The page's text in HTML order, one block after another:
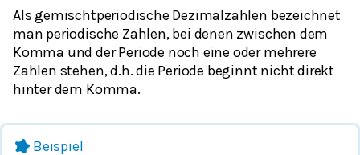
Als gemischtperiodische Dezimalzahlen bezeichnet
man periodische Zahlen, bei denen zwischen dem
Komma und der Periode noch eine oder mehrere
Zahlen stehen, d.h. die Periode beginnt nicht direkt
hinter dem Komma.
Beispiel